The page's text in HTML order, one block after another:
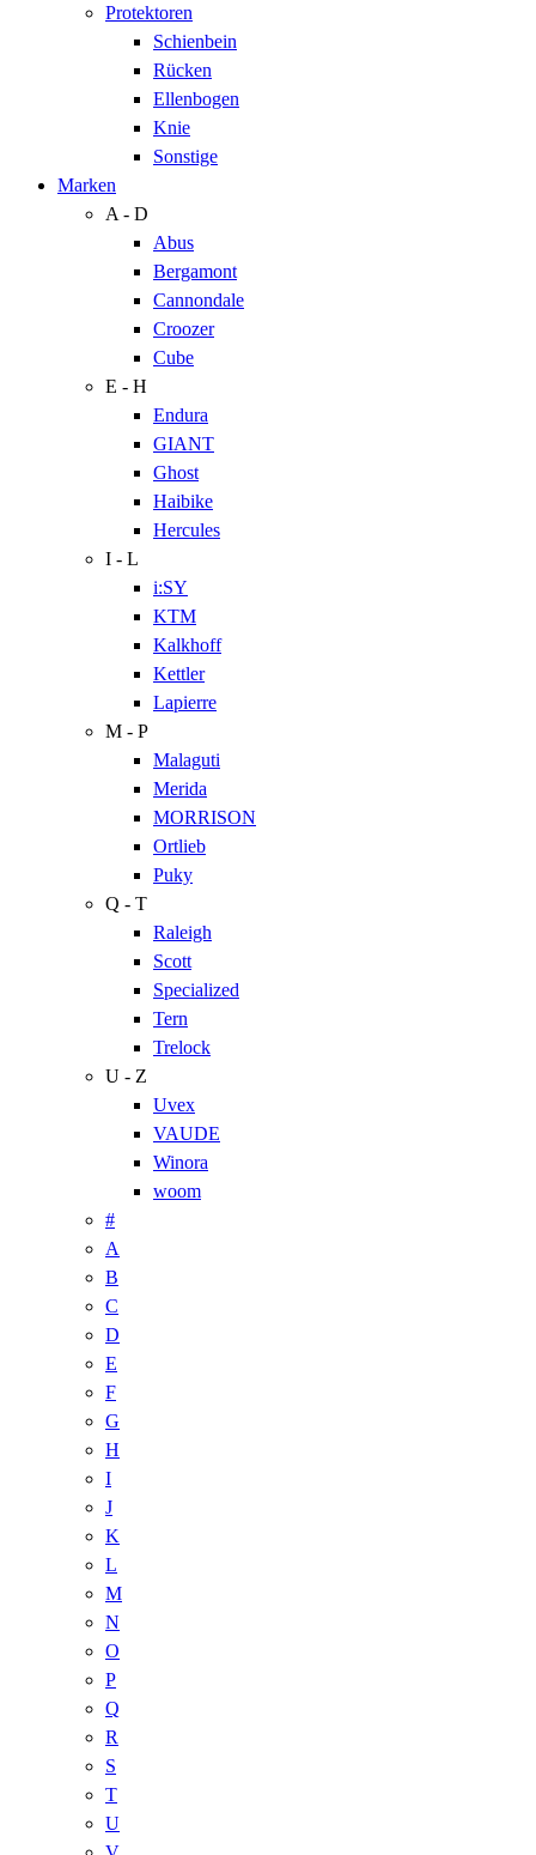
Protektoren
Schienbein
Rücken
Ellenbogen
Knie
Sonstige
Marken
A - D
Abus
Bergamont
Cannondale
Croozer
Cube
E - H
Endura
GIANT
Ghost
Haibike
Hercules
I - L
i:SY
KTM
Kalkhoff
Kettler
Lapierre
M - P
Malaguti
Merida
MORRISON
Ortlieb
Puky
Q - T
Raleigh
Scott
Specialized
Tern
Trelock
U - Z
Uvex
VAUDE
Winora
woom
#
A
B
C
D
E
F
G
H
I
J
K
L
M
N
O
P
Q
R
S
T
U